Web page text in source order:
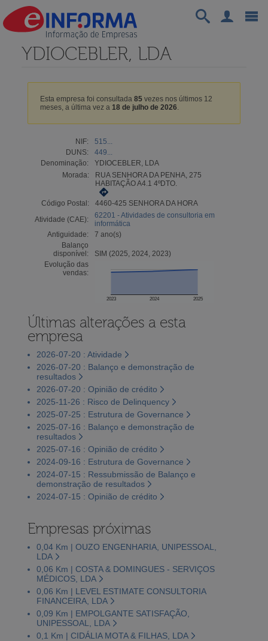
YDIOCEBLER, LDA
Esta empresa foi consultada 85vezes nos últimos 12
meses, a última vez a 18 de julho de 2026.
NIF:
515...
DUNS:
449...
Denominação:
YDIOCEBLER, LDA
Morada:
RUA SENHORA DA PENHA, 275
HABITAÇÃO A4.1 4ºDTO.
Código Postal:
4460-425 SENHORA DA HORA
Atividade (CAE):
62201 - Atividades de consultoria em
informática
Antiguidade:
7 ano(s)
Balanço
disponível:
SIM (2025, 2024, 2023)
Evolução das
vendas:
2023 2024 2025
Últimas alterações a esta
empresa
2026-07-20 : Atividade
2026-07-20 : Balanço e demonstração de
resultados
2026-07-20 : Opinião de crédito
2025-11-26 : Risco de Delinquency
2025-07-25 : Estrutura de Governance
2025-07-16 : Balanço e demonstração de
resultados
2025-07-16 : Opinião de crédito
2024-09-16 : Estrutura de Governance
2024-07-15 : Ressubmissão de Balanço e
demonstração de resultados
2024-07-15 : Opinião de crédito
Empresas próximas
0,04 Km | OUZO ENGENHARIA, UNIPESSOAL,
LDA
0,06 Km | COSTA & DOMINGUES - SERVIÇOS
MÉDICOS, LDA
0,06 Km | LEVEL ESTIMATE CONSULTORIA
FINANCEIRA, LDA
0,09 Km | EMPOLGANTE SATISFAÇÃO,
UNIPESSOAL, LDA
0,1 Km | CIDÁLIA MOTA & FILHAS, LDA